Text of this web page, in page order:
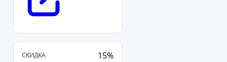
15%